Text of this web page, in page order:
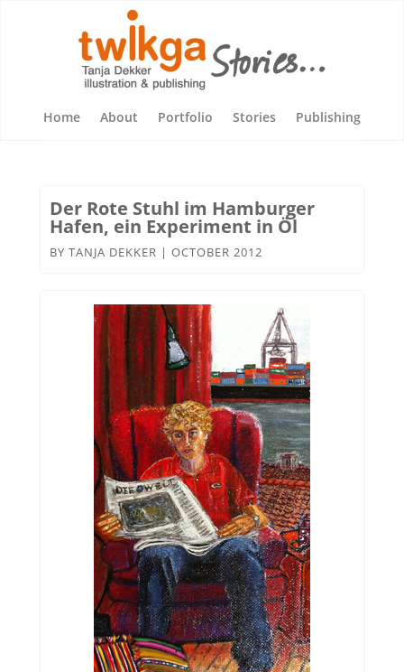
Home About Portfolio Stories Publishing
Der Rote Stuhl im Hamburger
Hafen, ein Experiment in Öl
BY TANJA DEKKER | OCTOBER 2012